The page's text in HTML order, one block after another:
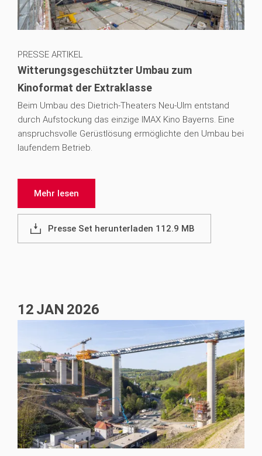
PRESSE ARTIKEL
Witterungsgeschützter Umbau zum
Kinoformat der Extraklasse
Beim Umbau des Dietrich-Theaters Neu-Ulm entstand
durch Aufstockung das einzige IMAX Kino Bayerns. Eine
anspruchsvolle Gerüstlösung ermöglichte den Umbau bei
laufendem Betrieb.
Mehr lesen
Presse Set herunterladen 112.9 MB
12 JAN 2026